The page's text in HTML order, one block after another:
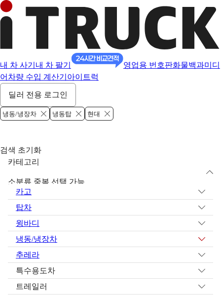
내 차 사기 내 차 팔기 영업용 번호판화물백과미디
어 차량 수입 계산기 아이트럭
딜러 전용 로그인
냉동/냉장차 냉동탑 현대
검색 초기화
카테고리
소분류 중복 선택 가능
카고
탑차
윙바디
냉동/냉장차
추레라
특수용도차
트레일러